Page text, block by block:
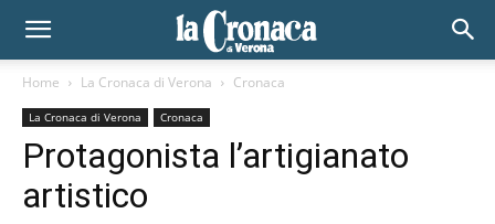
Home La Cronaca di Verona Cronaca
La Cronaca di Verona Cronaca
Protagonista l’artigianato
artistico